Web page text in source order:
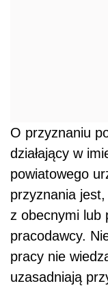
O przyznaniu
działający w
powiatowego
przyznania
z obecnymi lub
pracodawcy.
pracy nie
uzasadniają